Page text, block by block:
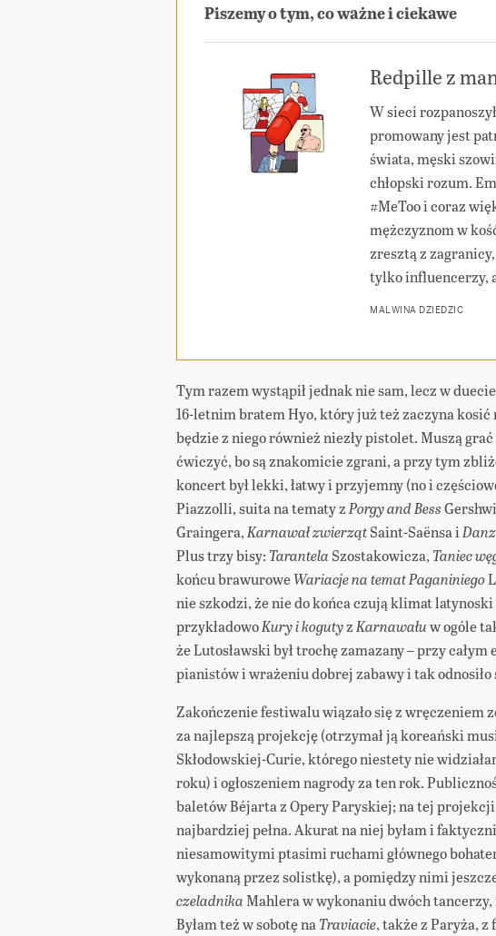
Piszemy o tym, co ważne i ciekawe
Redpille z
W sieci
promowany jest
świata, męski
chłopski rozum.
#MeToo i coraz
mężczyznom w
zresztą z
tylko influencerzy,
MALWINA DZIEDZIC
Tym razem wystąpił jednak nie sam, lecz w
16-letnim bratem Hyo, który już też zaczyna kosić
będzie z niego również niezły pistolet. Muszą
ćwiczyć, bo są znakomicie zgrani, a przy tym
koncert był lekki, łatwy i przyjemny (no i
Piazzolli, suita na tematy zPorgy and Bess
Graingera,Karnawał zwierzątSaint-Saënsa i
Plus trzy bisy: Tarantela Szostakowicza,Taniec
końcu brawuroweWariacje na temat Paganiniego
nie szkodzi, że nie do końca czują klimat latynoski
przykładowoKury i kogutyzKarnawałuw ogóle
że Lutosławski był trochę zamazany – przy
pianistów i wrażeniu dobrej zabawy i tak
Zakończenie festiwalu wiązało się z wręczeniem
za najlepszą projekcję (otrzymał ją koreański
Skłodowskiej-Curie, którego niestety nie
roku) i ogłoszeniem nagrody za ten rok.
baletów Béjarta z Opery Paryskiej; na tej projekcji
najbardziej pełna. Akurat na niej byłam i
niesamowitymi ptasimi ruchami głównego
wykonaną przez solistkę), a pomiędzy nimi
czeladnika Mahlera w wykonaniu dwóch
Byłam też w sobotę naTraviacie, także z Paryża,